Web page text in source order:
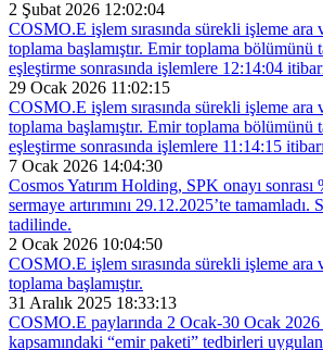
2 Şubat 2026 12:02:04
COSMO.E işlem sırasında sürekli işleme
toplama başlamıştır. Emir toplama bölümünü
eşleştirme sonrasında işlemlere 12:14:04
29 Ocak 2026 11:02:15
COSMO.E işlem sırasında sürekli işleme
toplama başlamıştır. Emir toplama bölümünü
eşleştirme sonrasında işlemlere 11:14:15
7 Ocak 2026 14:04:30
Cosmos Yatırım Holding, SPK onayı sonrası
sermaye artırımını 29.12.2025’te tamamladı.
tadilinde.
2 Ocak 2026 10:04:50
COSMO.E işlem sırasında sürekli işleme
toplama başlamıştır.
31 Aralık 2025 18:33:13
COSMO.E paylarında 2 Ocak-30 Ocak 2026
kapsamındaki “emir paketi” tedbirleri